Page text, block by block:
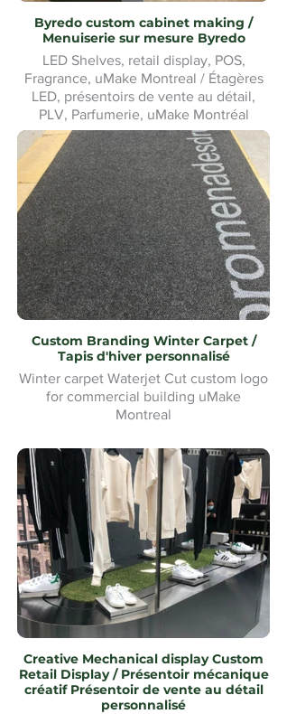
Byredo custom cabinet making /
Menuiserie sur mesure Byredo
LED Shelves, retail display, POS,
Fragrance, uMake Montreal / Étagères
LED, présentoirs de vente au détail,
PLV, Parfumerie, uMake Montréal
Custom Branding Winter Carpet /
Tapis d'hiver personnalisé
Winter carpet Waterjet Cut custom logo
for commercial building uMake
Montreal
Tapis d'hiver Waterjet Cut logo
personnalisé pour bâtiment commercial
uMake Montréal
Creative Mechanical display Custom
Retail Display / Présentoir mécanique
créatif Présentoir de vente au détail
personnalisé